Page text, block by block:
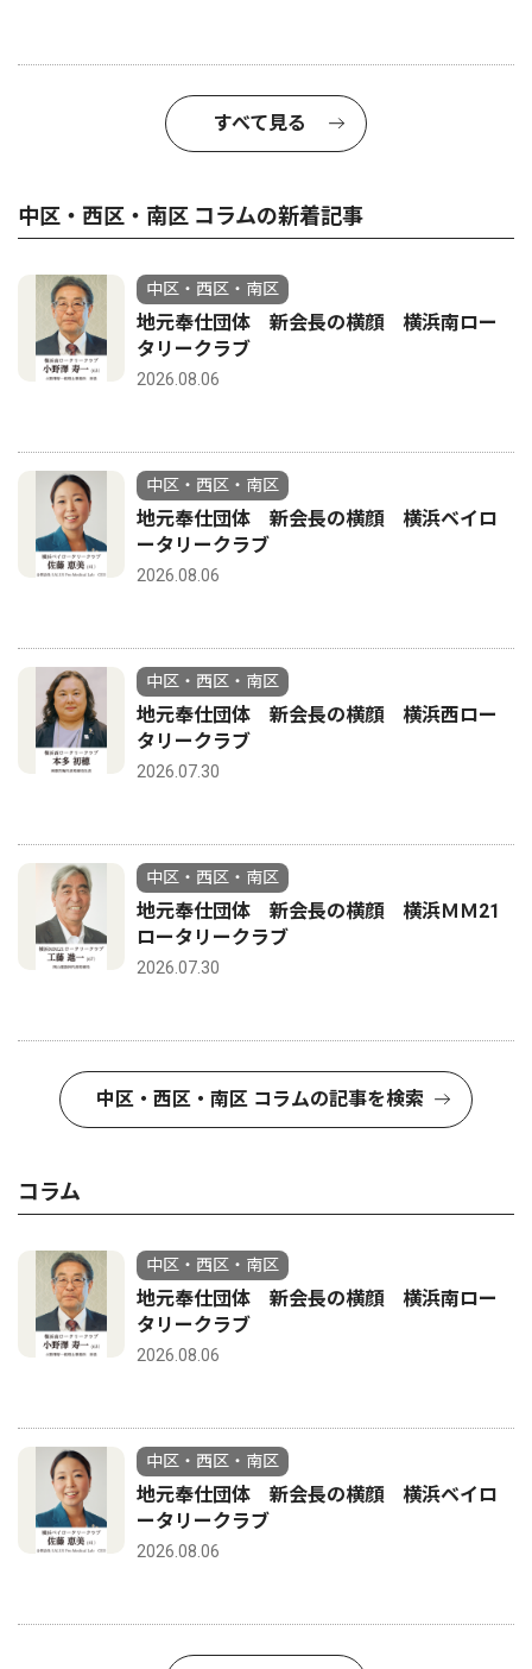
すべて見る
中区・西区・南区 コラムの新着記事
中区・西区・南区
地元奉仕団体 新会長の横顔 横浜南ロー
タリークラブ
2026.08.06
中区・西区・南区
地元奉仕団体 新会長の横顔 横浜ベイロ
ータリークラブ
2026.08.06
中区・西区・南区
地元奉仕団体 新会長の横顔 横浜西ロー
タリークラブ
2026.07.30
中区・西区・南区
地元奉仕団体 新会長の横顔 横浜ＭＭ21
ロータリークラブ
2026.07.30
中区・西区・南区 コラムの記事を検索
コラム
中区・西区・南区
地元奉仕団体 新会長の横顔 横浜南ロー
タリークラブ
2026.08.06
中区・西区・南区
地元奉仕団体 新会長の横顔 横浜ベイロ
ータリークラブ
2026.08.06